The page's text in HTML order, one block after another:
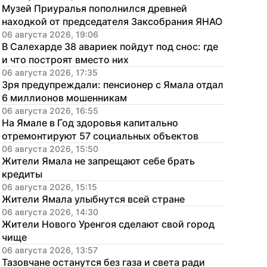
Музей Приуралья пополнился древней
находкой от председателя Заксобрания ЯНАО
06 августа 2026, 19:06
В Салехарде 38 авариек пойдут под снос: где
и что построят вместо них
06 августа 2026, 17:35
Зря предупреждали: пенсионер с Ямала отдал
6 миллионов мошенникам
06 августа 2026, 16:55
На Ямале в Год здоровья капитально
отремонтируют 57 социальных объектов
06 августа 2026, 15:50
Жители Ямала не запрещают себе брать
кредиты
06 августа 2026, 15:15
Жители Ямала улыбнутся всей стране
06 августа 2026, 14:30
Жители Нового Уренгоя сделают свой город
чище
06 августа 2026, 13:57
Тазовчане останутся без газа и света ради